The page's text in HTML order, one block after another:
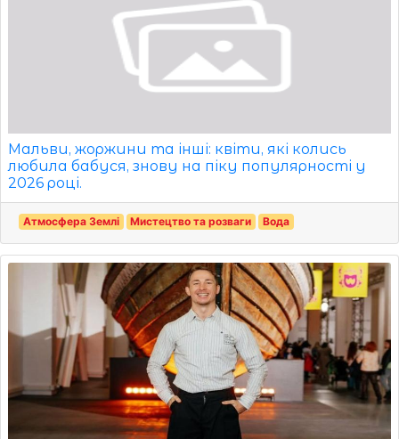
Мальви, жоржини та інші: квіти, які колись
любила бабуся, знову на піку популярності у
2026 році.
Атмосфера Землі Мистецтво та розваги Вода